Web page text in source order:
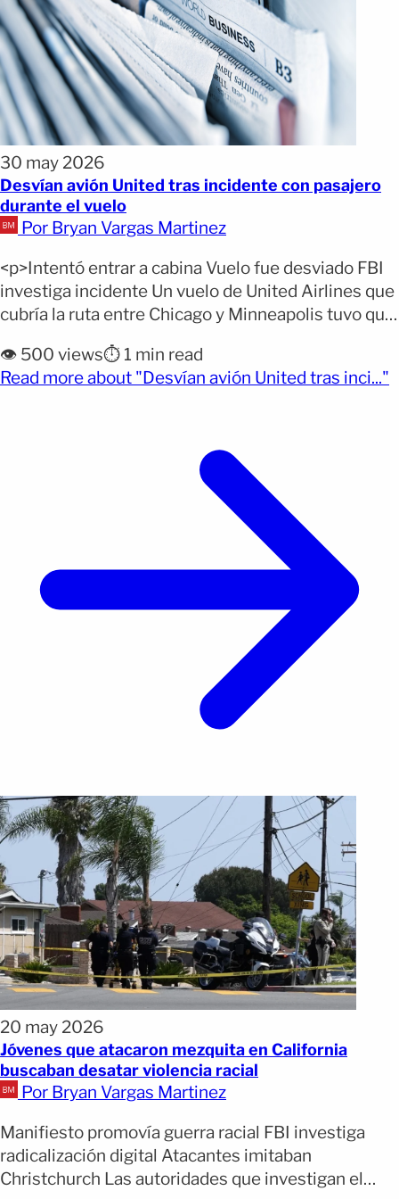
30 may 2026
Desvían avión United tras incidente con pasajero
durante el vuelo
Por Bryan Vargas Martinez
<p>Intentó entrar a cabina Vuelo fue desviado FBI
investiga incidente Un vuelo de United Airlines que
cubría la ruta entre Chicago y Minneapolis tuvo que
pasajero intentara acceder a la cabina de mando
durante el trayecto. El incidente movilizó a
👁️ 500 views⏱️ 1 min read
Read more about "Desvían avión United tras inci..."
20 may 2026
Jóvenes que atacaron mezquita en California
buscaban desatar violencia racial
Por Bryan Vargas Martinez
Manifiesto promovía guerra racial FBI investiga
radicalización digital Atacantes imitaban
Christchurch Las autoridades que investigan el